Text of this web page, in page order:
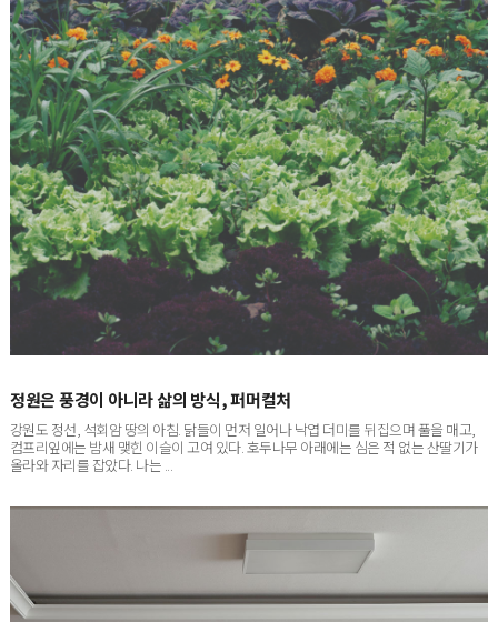
강원도 정선, 석회암 땅의 아침. 닭들이 먼저 일어나 낙엽 더미를 뒤집으며 풀을 매고,
컴프리잎에는 밤새 맺힌 이슬이 고여 있다. 호두나무 아래에는 심은 적 없는 산딸기가
올라와 자리를 잡았다. 나는 ...